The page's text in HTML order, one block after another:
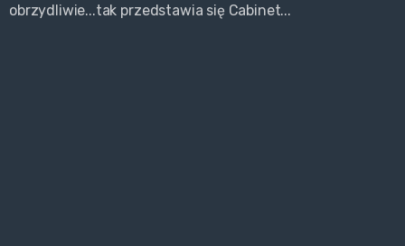
obrzydliwie...tak przedstawia się Cabinet...